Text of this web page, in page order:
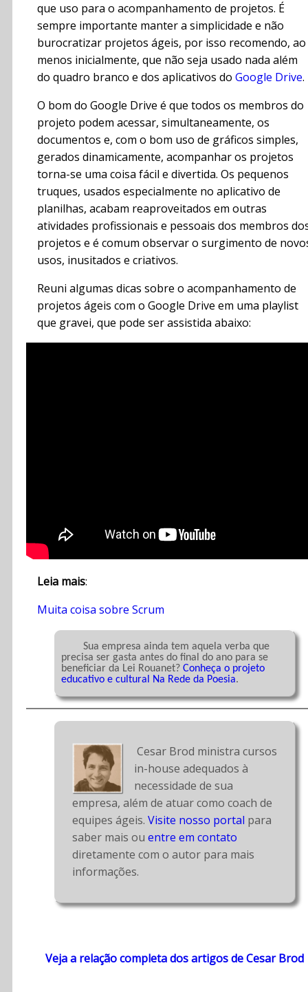
que uso para o acompanhamento de projetos. É
sempre importante manter a simplicidade e não
burocratizar projetos ágeis, por isso recomendo, ao
menos inicialmente, que não seja usado nada além
do quadro branco e dos aplicativos do Google Drive.
O bom do Google Drive é que todos os membros do
projeto podem acessar, simultaneamente, os
documentos e, com o bom uso de gráficos simples,
gerados dinamicamente, acompanhar os projetos
torna-se uma coisa fácil e divertida. Os pequenos
truques, usados especialmente no aplicativo de
planilhas, acabam reaproveitados em outras
atividades profissionais e pessoais dos membros
projetos e é comum observar o surgimento de
usos, inusitados e criativos.
Reuni algumas dicas sobre o acompanhamento de
projetos ágeis com o Google Drive em uma playlist
que gravei, que pode ser assistida abaixo:
Leia mais:
Muita coisa sobre Scrum
precisa ser gasta antes do final do ano para se
beneficiar da Lei Rouanet? Conheça o projeto
educativo e cultural Na Rede da Poesia.
Cesar Brod ministra cursos
in-house adequados à
necessidade de sua
empresa, além de atuar como coach de
equipes ágeis. Visite nosso portal para
saber mais ou entre em contato
diretamente com o autor para mais
informações.
Veja a relação completa dos artigos de Cesar Brod